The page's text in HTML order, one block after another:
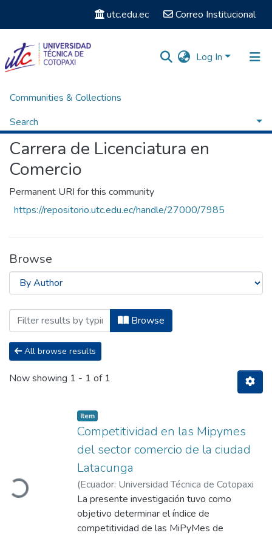
utc.edu.ec Correo Institucional
Log In
Communities & Collections
Search
Home
Carrera de Licenciatura en
Comercio
Permanent URI for this community
https://repositorio.utc.edu.ec/handle/27000/7985
Browse
Browsing Carrera de Licenciatura en
Browse
All browse results
Now showing 1 - 1 of 1
Item
Competitividad en las Mipymes
del sector comercio de la ciudad
Latacunga
(Ecuador: Universidad Técnica de Cotopaxi
Facultad de Ciencias Administrativas
Carrera de Licenciatura en Comercio,
08)Armas Ochoa, Jonathan Bryan;
La presente investigación tuvo como
objetivo determinar el índice de
competitividad de las MiPyMes de